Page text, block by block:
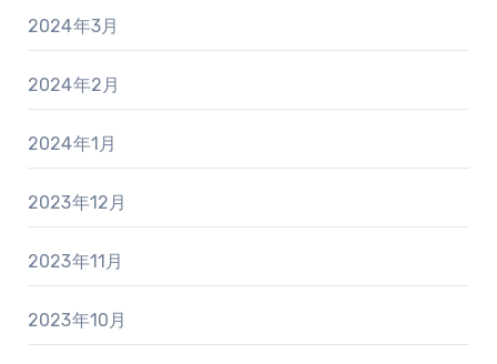
2024年3月
2024年2月
2024年1月
2023年12月
2023年11月
2023年10月